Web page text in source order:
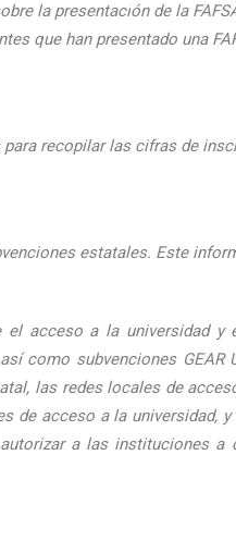
la presentación de la
que han presentado una
recopilar las cifras de
estatales. Este
acceso a la universidad
como subvenciones
las redes locales de
acceso a la universidad,
a las instituciones